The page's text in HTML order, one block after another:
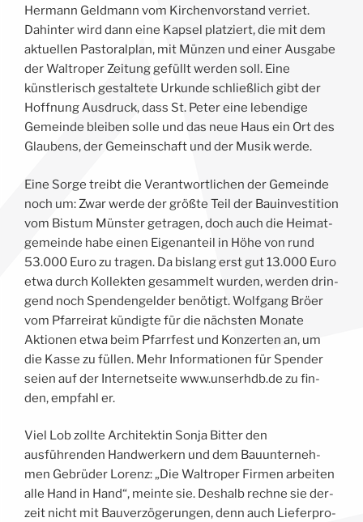
Her­mann Geld­mann vom Kir­chen­vor­stand ver­riet.
Dahin­ter wird dann eine Kap­sel plat­ziert, die mit dem
aktu­el­len Pas­to­ral­plan, mit Münzen und einer Aus­ga­be
der Wal­tro­per Zei­tung gefüllt wer­den soll. Eine
künstlerisch gestal­te­te Urkun­de schließ­lich gibt der
Hoff­nung Aus­druck, dass St. Peter eine leben­di­ge
Gemein­de blei­ben sol­le und das neue Haus ein Ort des
Glau­bens, der Gemein­schaft und der Musik werde.
Eine Sor­ge treibt die Ver­ant­wort­li­chen der Gemein­de
noch um: Zwar wer­de der größte Teil der Bau­in­ves­ti­ti­on
vom Bis­tum Münster getra­gen, doch auch die Hei­mat­
ge­mein­de habe einen Eigen­an­teil in Höhe von rund
53.000 Euro zu tra­gen. Da bis­lang erst gut 13.000 Euro
etwa durch Kol­lek­ten gesam­melt wur­den, wer­den drin­
gend noch Spen­den­gel­der benötigt. Wolf­gang Bröer
vom Pfar­rei­rat kündigte für die nächsten Mona­te
Aktio­nen etwa beim Pfarr­fest und Kon­zer­ten an, um
die Kas­se zu füllen. Mehr Infor­ma­tio­nen für Spen­der
sei­en auf der Inter­net­sei­te www.unserhdb.de zu fin­
den, emp­fahl er.
Viel Lob zoll­te Archi­tek­tin Son­ja Bit­ter den
ausführenden Hand­wer­kern und dem Bau­un­ter­neh­
men Gebrüder Lorenz: „Die Wal­tro­per Fir­men arbei­ten
alle Hand in Hand“, mein­te sie. Des­halb rech­ne sie der­
zeit nicht mit Bauverzögerungen, denn auch Lie­fer­pro­